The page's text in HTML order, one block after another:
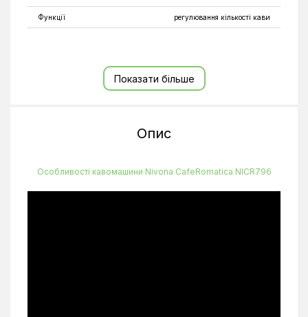
Функції регулювання кількості кави
Показати більше
Опис
Особливості кавомашини Nivona CafeRomatica NICR796